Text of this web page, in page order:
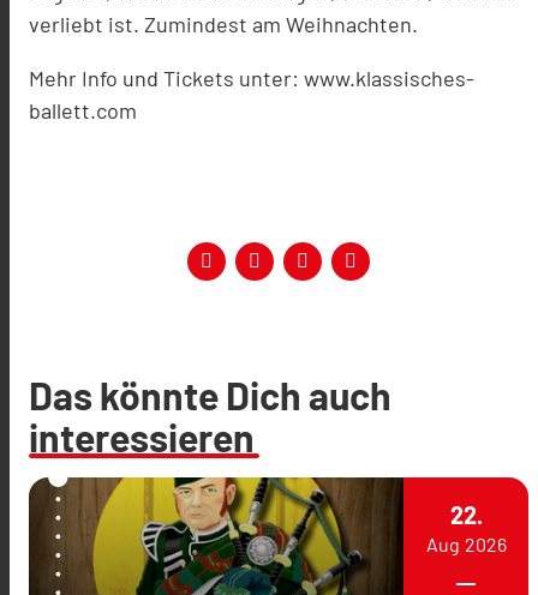
verliebt ist. Zumindest am Weihnachten.
Mehr Info und Tickets unter: www.klassisches-
ballett.com
Das könnte Dich auch
interessieren
22.
Aug 2026